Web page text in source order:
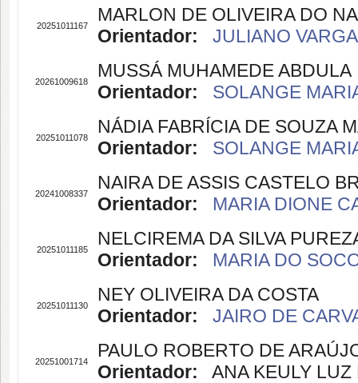
20251011167
MARLON DE OLIVEIRA DO
Orientador:
JULIANO
20261009618
MUSSÁ MUHAMEDE ABDULA
Orientador:
SOLANGE
20251011078
NÁDIA FABRÍCIA DE SOUZA
Orientador:
SOLANGE
20241008337
NAIRA DE ASSIS CASTELO
Orientador:
MARIA DIONE
20251011185
NELCIREMA DA SILVA
Orientador:
MARIA DO
20251011130
NEY OLIVEIRA DA COSTA
Orientador:
JAIRO DE
20251001714
PAULO ROBERTO DE
Orientador: ANA KEULY